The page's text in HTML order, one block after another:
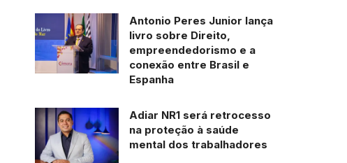
Antonio Peres Junior lança
livro sobre Direito,
empreendedorismo e a
conexão entre Brasil e
Espanha
Adiar NR1 será retrocesso
na proteção à saúde
mental dos trabalhadores